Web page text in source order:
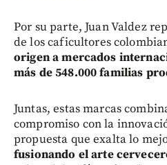
Por su parte, Juan Valdez
de los caficultores
origen a mercados
más de 548.000 familias
Juntas, estas marcas
compromiso con la
propuesta que exalta lo
fusionando el arte